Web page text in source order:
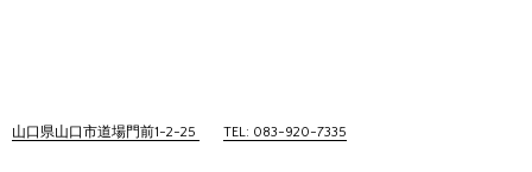
山口県山口市道場門前1-2-25 TEL: 083-920-7335